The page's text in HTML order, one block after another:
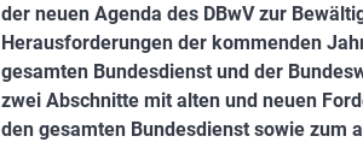
der neuen Agenda des DBwV zur
Herausforderungen der kommenden
gesamten Bundesdienst und der
zwei Abschnitte mit alten und neuen
den gesamten Bundesdienst sowie zum